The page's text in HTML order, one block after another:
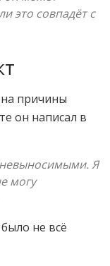
это совпадёт с
причины
он написал в
невыносимыми. Я
могу
не всё